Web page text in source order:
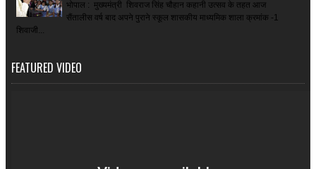
भोपाल : मुख्यमंत्री शिवराज सिंह चौहान कहानी उत्सव के तहत आज
सैंतालीस वर्ष बाद अपने पुराने स्कूल शासकीय माध्यमिक शाला क्रमांक -1
शिवाजी...
FEATURED VIDEO